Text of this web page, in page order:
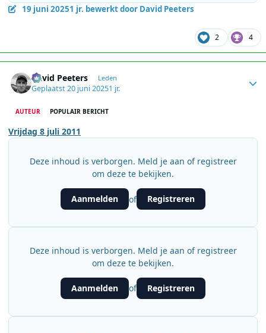
19 juni 20251 jr. bewerkt door David Peeters
2 4
David Peeters Leden
Geplaatst20 juni 20251 jr.
AUTEUR POPULAIR BERICHT
Vrijdag 8 juli 2011
Deze inhoud is verborgen. Meld je aan of registreer
om deze te bekijken.
Aanmelden of Registreren
Deze inhoud is verborgen. Meld je aan of registreer
om deze te bekijken.
Aanmelden of Registreren